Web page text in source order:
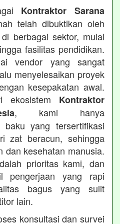
Kontraktor Sarana
telah dibuktikan oleh
berbagai sektor, mulai
fasilitas pendidikan.
vendor yang sangat
menyelesaikan proyek
kesepakatan awal.
ekosistem Kontraktor
, kami hanya
baku yang tersertifikasi
zat beracun, sehingga
dan kesehatan manusia.
prioritas kami, dan
pengerjaan yang rapi
bagus yang sulit
lain.
konsultasi dan survei